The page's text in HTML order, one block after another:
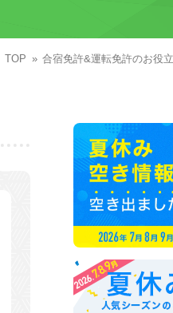
TOP 合宿免許&運転免許のお役